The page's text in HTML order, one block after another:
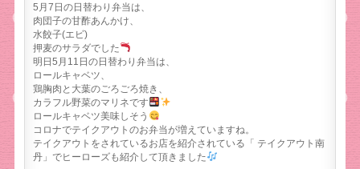
5月7日の日替わり弁当は、
肉団子の甘酢あんかけ、
水餃子(エビ)
押麦のサラダでした
明日5月11日の日替わり弁当は、
ロールキャベツ、
鶏胸肉と大葉のごろごろ焼き、
カラフル野菜のマリネです
ロールキャベツ美味しそう
コロナでテイクアウトのお弁当が増えていますね。
テイクアウトをされているお店を紹介されている「 テイクアウト南
丹」でヒーローズも紹介して頂きました